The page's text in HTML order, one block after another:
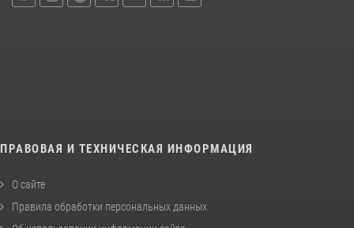
ПРАВОВАЯ И ТЕХНИЧЕСКАЯ ИНФОРМАЦИЯ
О сайте
Правила обработки персональных данных